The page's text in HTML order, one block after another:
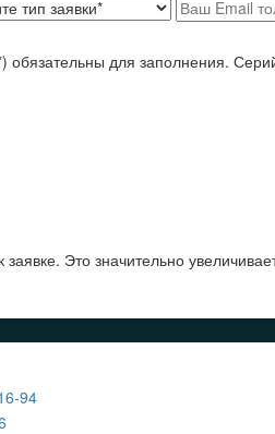
обязательны для заполнения.
Это значительно
94